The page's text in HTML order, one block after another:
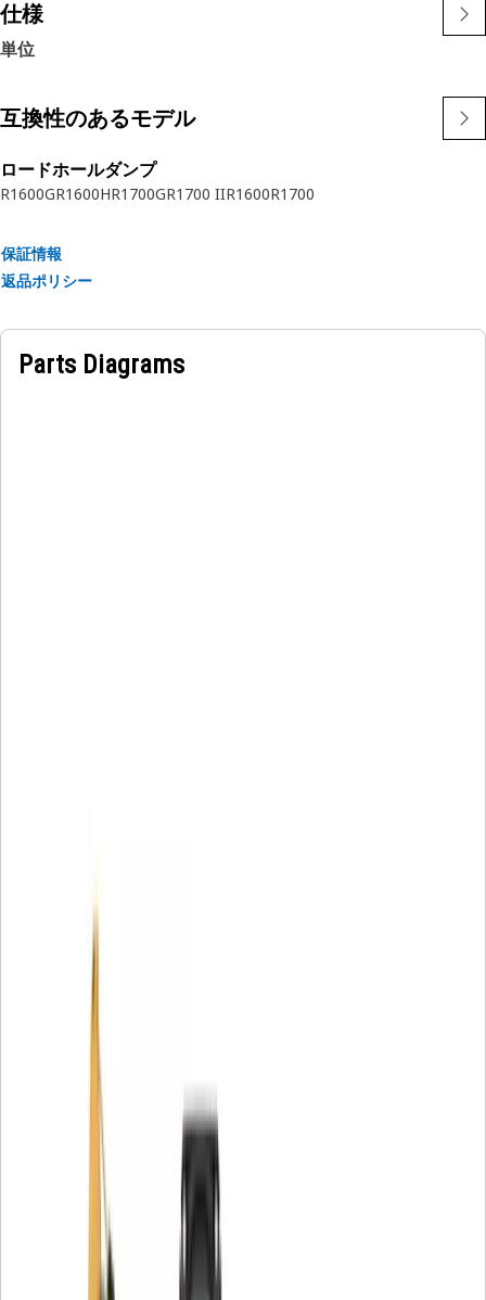
仕様
単位
互換性のあるモデル
ロードホールダンプ
R1600GR1600HR1700GR1700 IIR1600R1700
保証情報
返品ポリシー
Parts Diagrams